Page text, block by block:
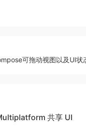
可拖动视图以及UI状
共享 UI